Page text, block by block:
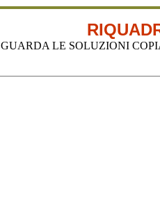
GUARDA LE SOLUZIONI